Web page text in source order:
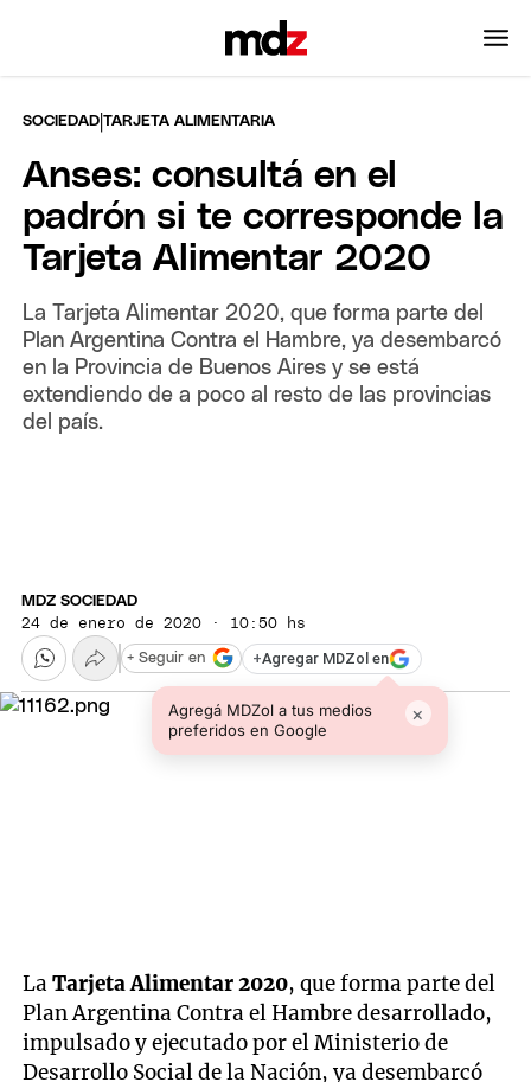
SOCIEDAD |TARJETA ALIMENTARIA
Anses: consultá en el
padrón si te corresponde la
Tarjeta Alimentar 2020
La Tarjeta Alimentar 2020, que forma parte del
Plan Argentina Contra el Hambre​, ya desembarcó
en la Provincia de Buenos Aires y se está
extendiendo de a poco al resto de las provincias
del país.
MDZ SOCIEDAD
24 de enero de 2020 · 10:50 hs
+Agregar MDZol en
Agregá MDZol a tus medios
preferidos en Google
×
+ Seguir en
LaTarjeta Alimentar 2020, que forma parte del
Plan Argentina Contra el Hambre desarrollado,
impulsado y ejecutado por el Ministerio de
Desarrollo Social de la Nación​, ya desembarcó